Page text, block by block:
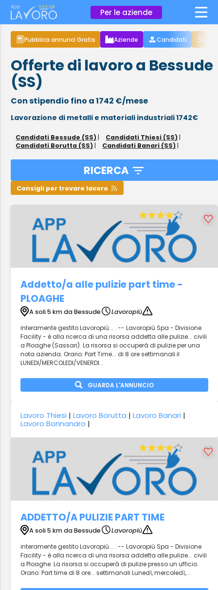
Per le aziende ×
Pubblica annunci Gratis Aziende Candidati
Offerte di lavoro a Bessude
(SS)
Con stipendio fino a 1742 €/mese
Lavorazione di metalli e materiali industriali 1742€
Candidati Bessude (SS) | Candidati Thiesi (SS) |
Candidati Borutta (SS) | Candidati Banari (SS) |
RICERCA
Consigli per trovare lavoro
Addetto/a alle pulizie part time -
PLOAGHE
A soli 5 km da Bessude
Lavoropiù
interamente gestito Lavoropiù... . -- Lavoropiù Spa - Divisione
Facility - è alla ricerca di una risorsa addetta alle pulizie... civili
a Ploaghe (Sassari). La risorsa si occuperà di pulizie per una
nota azienda. Orario: Part Time... di 8 ore settimanali il
LUNEDI/MERCOLEDI/VENERDI...
GUARDA L'ANNUNCIO
Lavoro Thiesi |Lavoro Borutta |Lavoro Banari |
Lavoro Bonnanaro |
ADDETTO/A PULIZIE PART TIME
A soli 5 km da Bessude
Lavoropiù
interamente gestito Lavoropiù... . -- Lavoropiù Spa - Divisione
Facility - è alla ricerca di una risorsa addetta alle pulizie... civili
a Ploaghe. La risorsa si occuperà di pulizie presso un ufficio.
Orario: Part time di 8 ore... settimanali Lunedì, mercoledì,...